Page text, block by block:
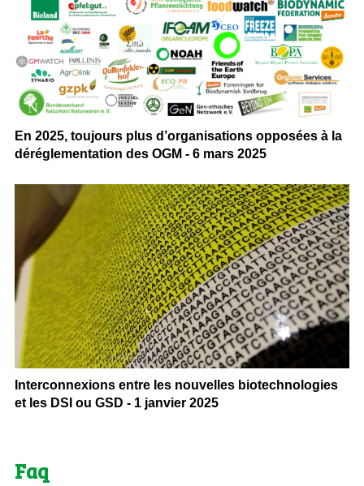
En 2025, toujours plus d’organisations opposées à la
déréglementation des OGM - 6 mars 2025
Interconnexions entre les nouvelles biotechnologies
et les DSI ou GSD - 1 janvier 2025
Faq